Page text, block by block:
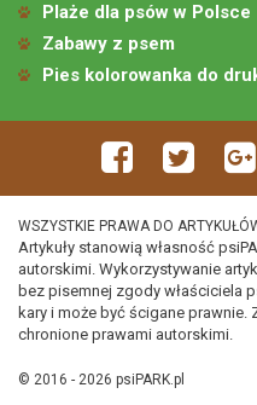
Plaże dla psów w Polsce
Zabawy z psem
Pies kolorowanka do
WSZYSTKIE PRAWA DO
Artykuły stanowią własność
autorskimi. Wykorzystywanie
bez pisemnej zgody właściciela
kary i może być ścigane
chronione prawami autorskimi.
© 2016 - 2026 psiPARK.pl